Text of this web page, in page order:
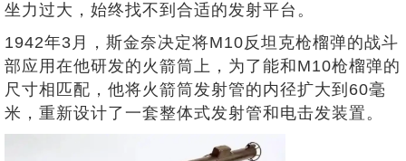
坐力过大，始终找不到合适的发射平台。
1942年3月，斯金奈决定将M10反坦克枪榴弹的战斗
部应用在他研发的火箭筒上，为了能和M10枪榴弹的
尺寸相匹配，他将火箭筒发射管的内径扩大到60毫
米，重新设计了一套整体式发射管和电击发装置。